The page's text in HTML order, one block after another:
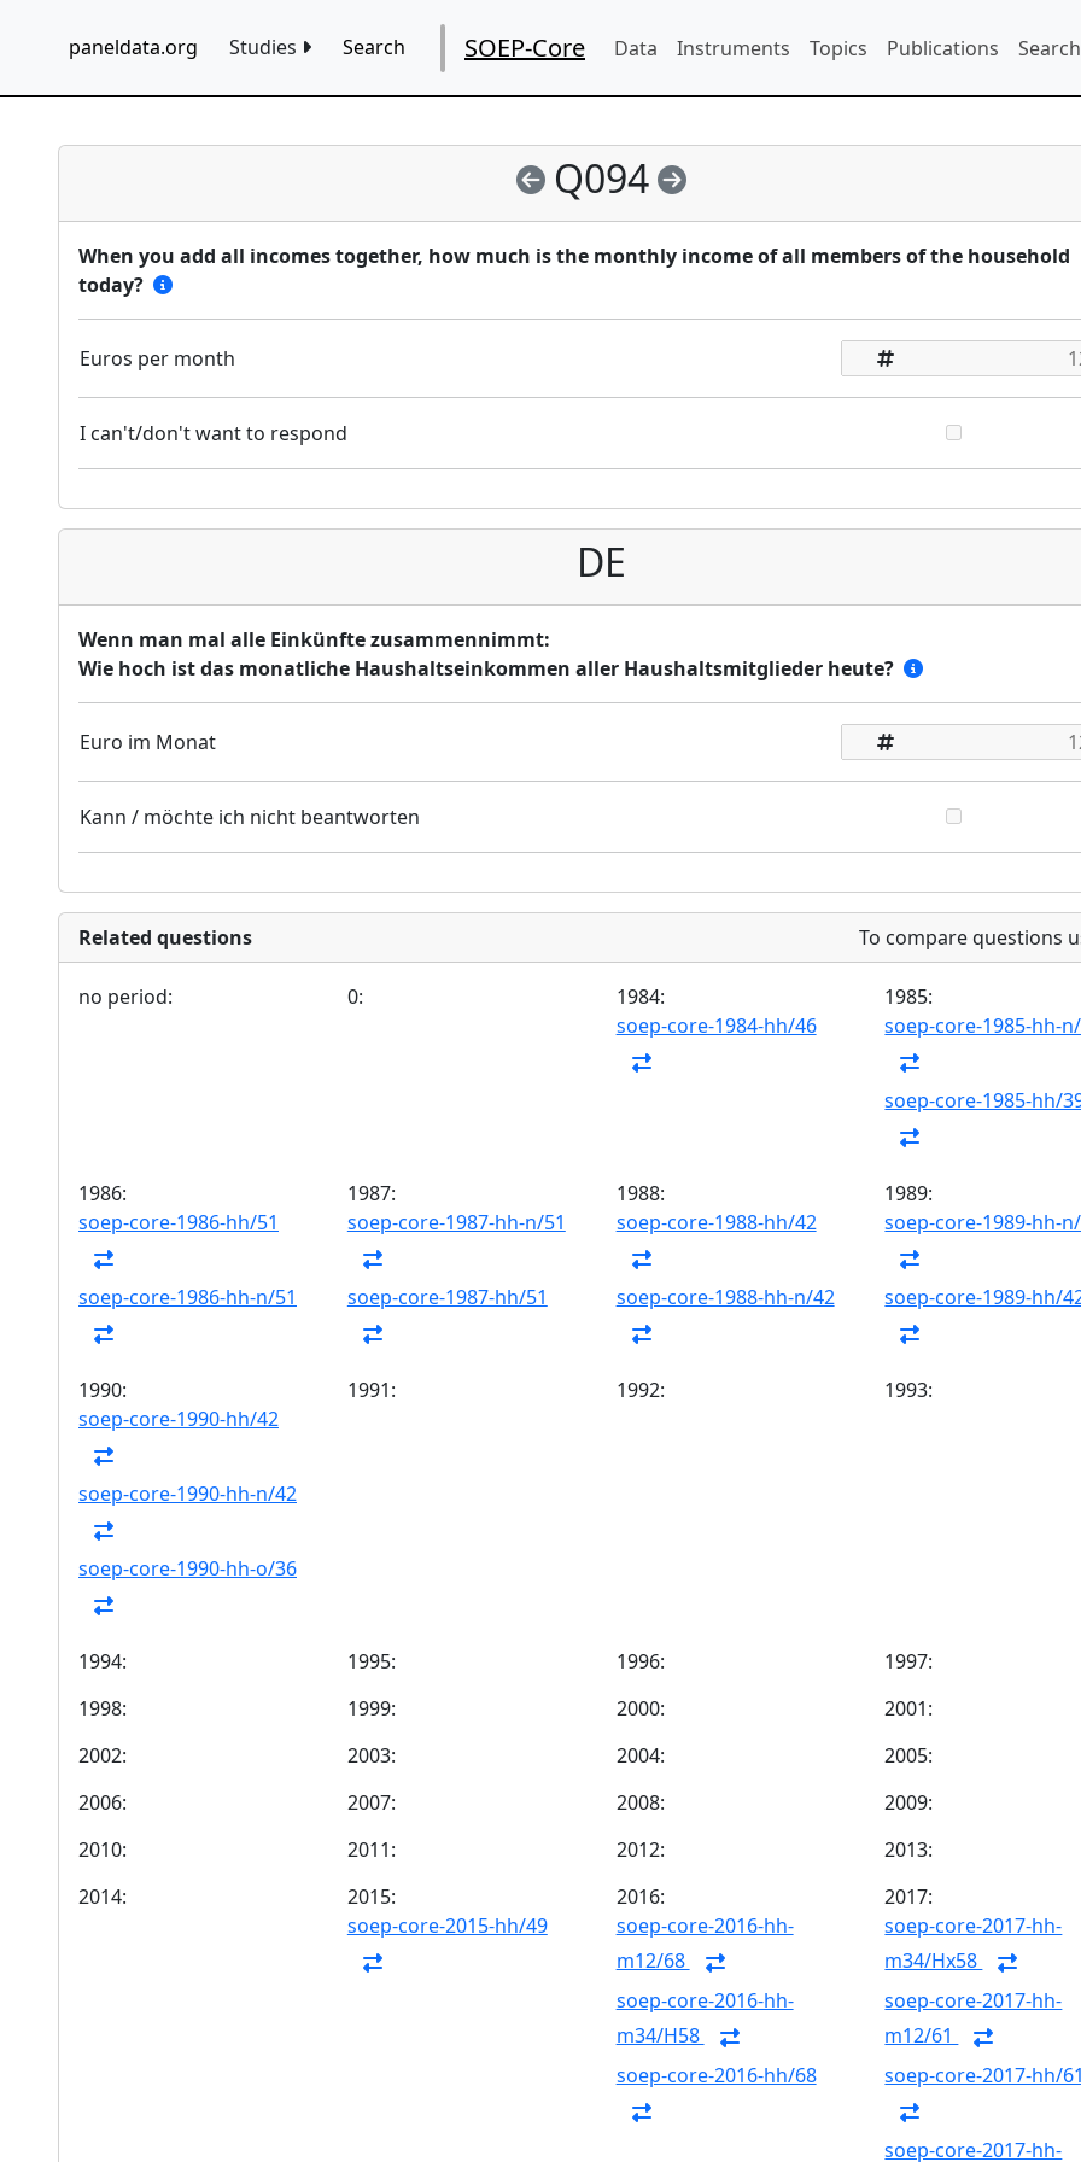
paneldata.org Studies Search SOEP-Core Data Instruments Topics Publications
Q094
When you add all incomes together, how much is the monthly income of all members of the household
today?
Euros per month
I can't/don't want to respond
DE
Wenn man mal alle Einkünfte zusammennimmt:
Wie hoch ist das monatliche Haushaltseinkommen aller Haushaltsmitglieder heute?
Euro im Monat
Kann / möchte ich nicht beantworten
Related questions To compare questions
no period: 0:
1984:
soep-core-1984-hh/46
1985:
soep-core-1985-hh-
soep-core-1985-hh/
1986:
soep-core-1986-hh/51
soep-core-1986-hh-n/51
1987:
soep-core-1987-hh-n/51
soep-core-1987-hh/51
1988:
soep-core-1988-hh/42
soep-core-1988-hh-n/42
1989:
soep-core-1989-hh-
soep-core-1989-hh/
1990:
soep-core-1990-hh/42
soep-core-1990-hh-n/42
soep-core-1990-hh-o/36
1991: 1992: 1993:
1994: 1995: 1996:
1997:
1998:
1999: 2000:
2001:
2002:
2003: 2004:
2005:
2006:
2007: 2008:
2009:
2010:
2011: 2012:
2013:
2014:
2015:
soep-core-2015-hh/49
2016:
soep-core-2016-hh-
m12/68
soep-core-2016-hh-
m34/H58
soep-core-2016-hh/68
2017:
soep-core-2017-hh-
m34/Hx58
soep-core-2017-hh-
m12/61
soep-core-2017-hh/61
soep-core-2017-hh-